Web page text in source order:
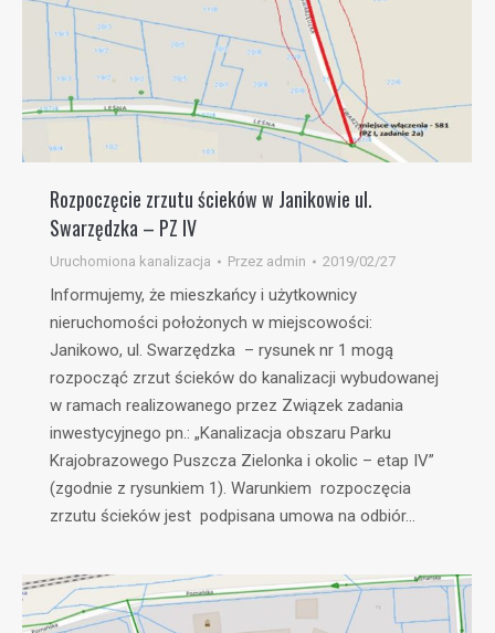
Rozpoczęcie zrzutu ścieków w Janikowie ul.
Swarzędzka – PZ IV
Uruchomiona kanalizacja Przez admin 2019/02/27
Informujemy, że mieszkańcy i użytkownicy
nieruchomości położonych w miejscowości:
Janikowo, ul. Swarzędzka – rysunek nr 1 mogą
rozpocząć zrzut ścieków do kanalizacji wybudowanej
w ramach realizowanego przez Związek zadania
inwestycyjnego pn.: „Kanalizacja obszaru Parku
Krajobrazowego Puszcza Zielonka i okolic – etap IV”
(zgodnie z rysunkiem 1). Warunkiem rozpoczęcia
zrzutu ścieków jest podpisana umowa na odbiór…